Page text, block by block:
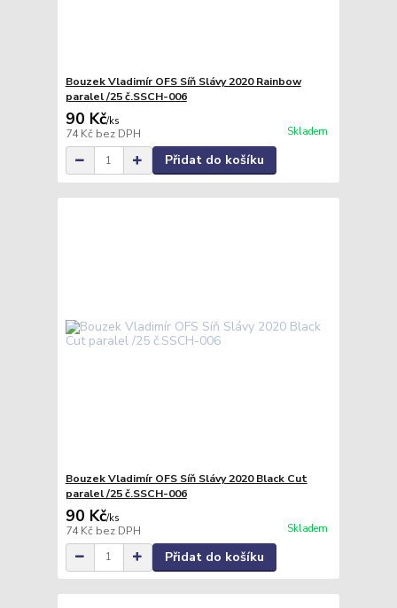
Bouzek Vladimír OFS Síň Slávy 2020 Rainbow
paralel /25 č.SSCH-006
90 Kč/ks
74 Kč bez DPH Skladem
Přidat do košíku
Bouzek Vladimír OFS Síň Slávy 2020 Black Cut
paralel /25 č.SSCH-006
90 Kč/ks
74 Kč bez DPH Skladem
Přidat do košíku